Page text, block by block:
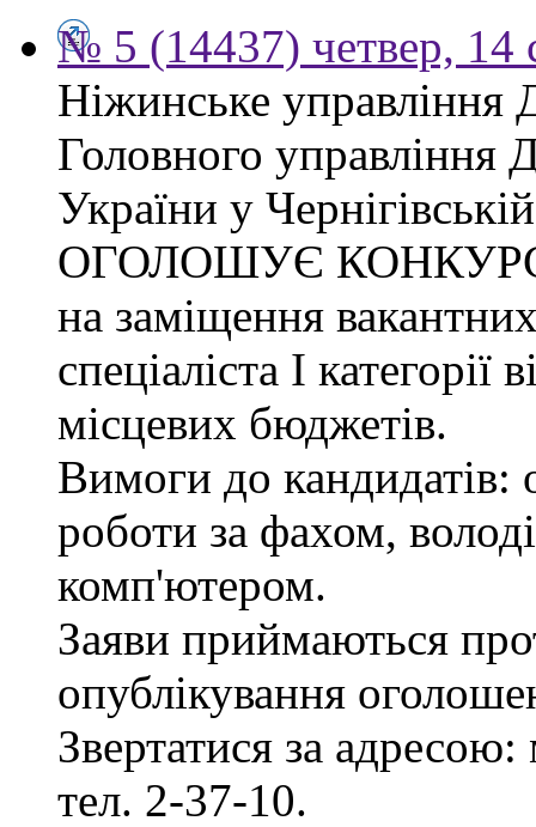
№ 5 (14437) четвер, 14
Ніжинське управління
Головного управління
України у
ОГОЛОШУЄ
на заміщення
спеціаліста І
місцевих бюджетів.
Вимоги до кандидатів:
роботи за фахом,
комп'ютером.
Заяви приймаються
опублікування
Звертатися за
тел. 2-37-10.